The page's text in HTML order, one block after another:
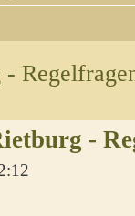
-